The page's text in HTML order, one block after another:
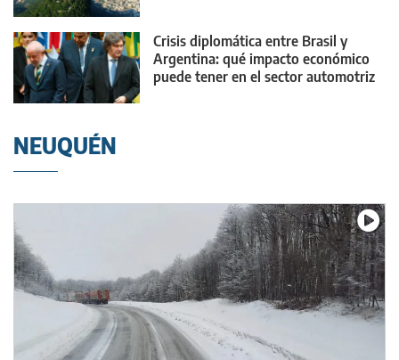
Crisis diplomática entre Brasil y
Argentina: qué impacto económico
puede tener en el sector automotriz
NEUQUÉN